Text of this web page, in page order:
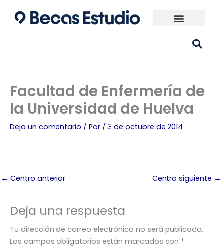
Facultad de Enfermería de
la Universidad de Huelva
Deja un comentario / Por / 3 de octubre de 2014
← Centro anterior Centro siguiente →
Deja una respuesta
Tu dirección de correo electrónico no será publicada.
Los campos obligatorios están marcados con *